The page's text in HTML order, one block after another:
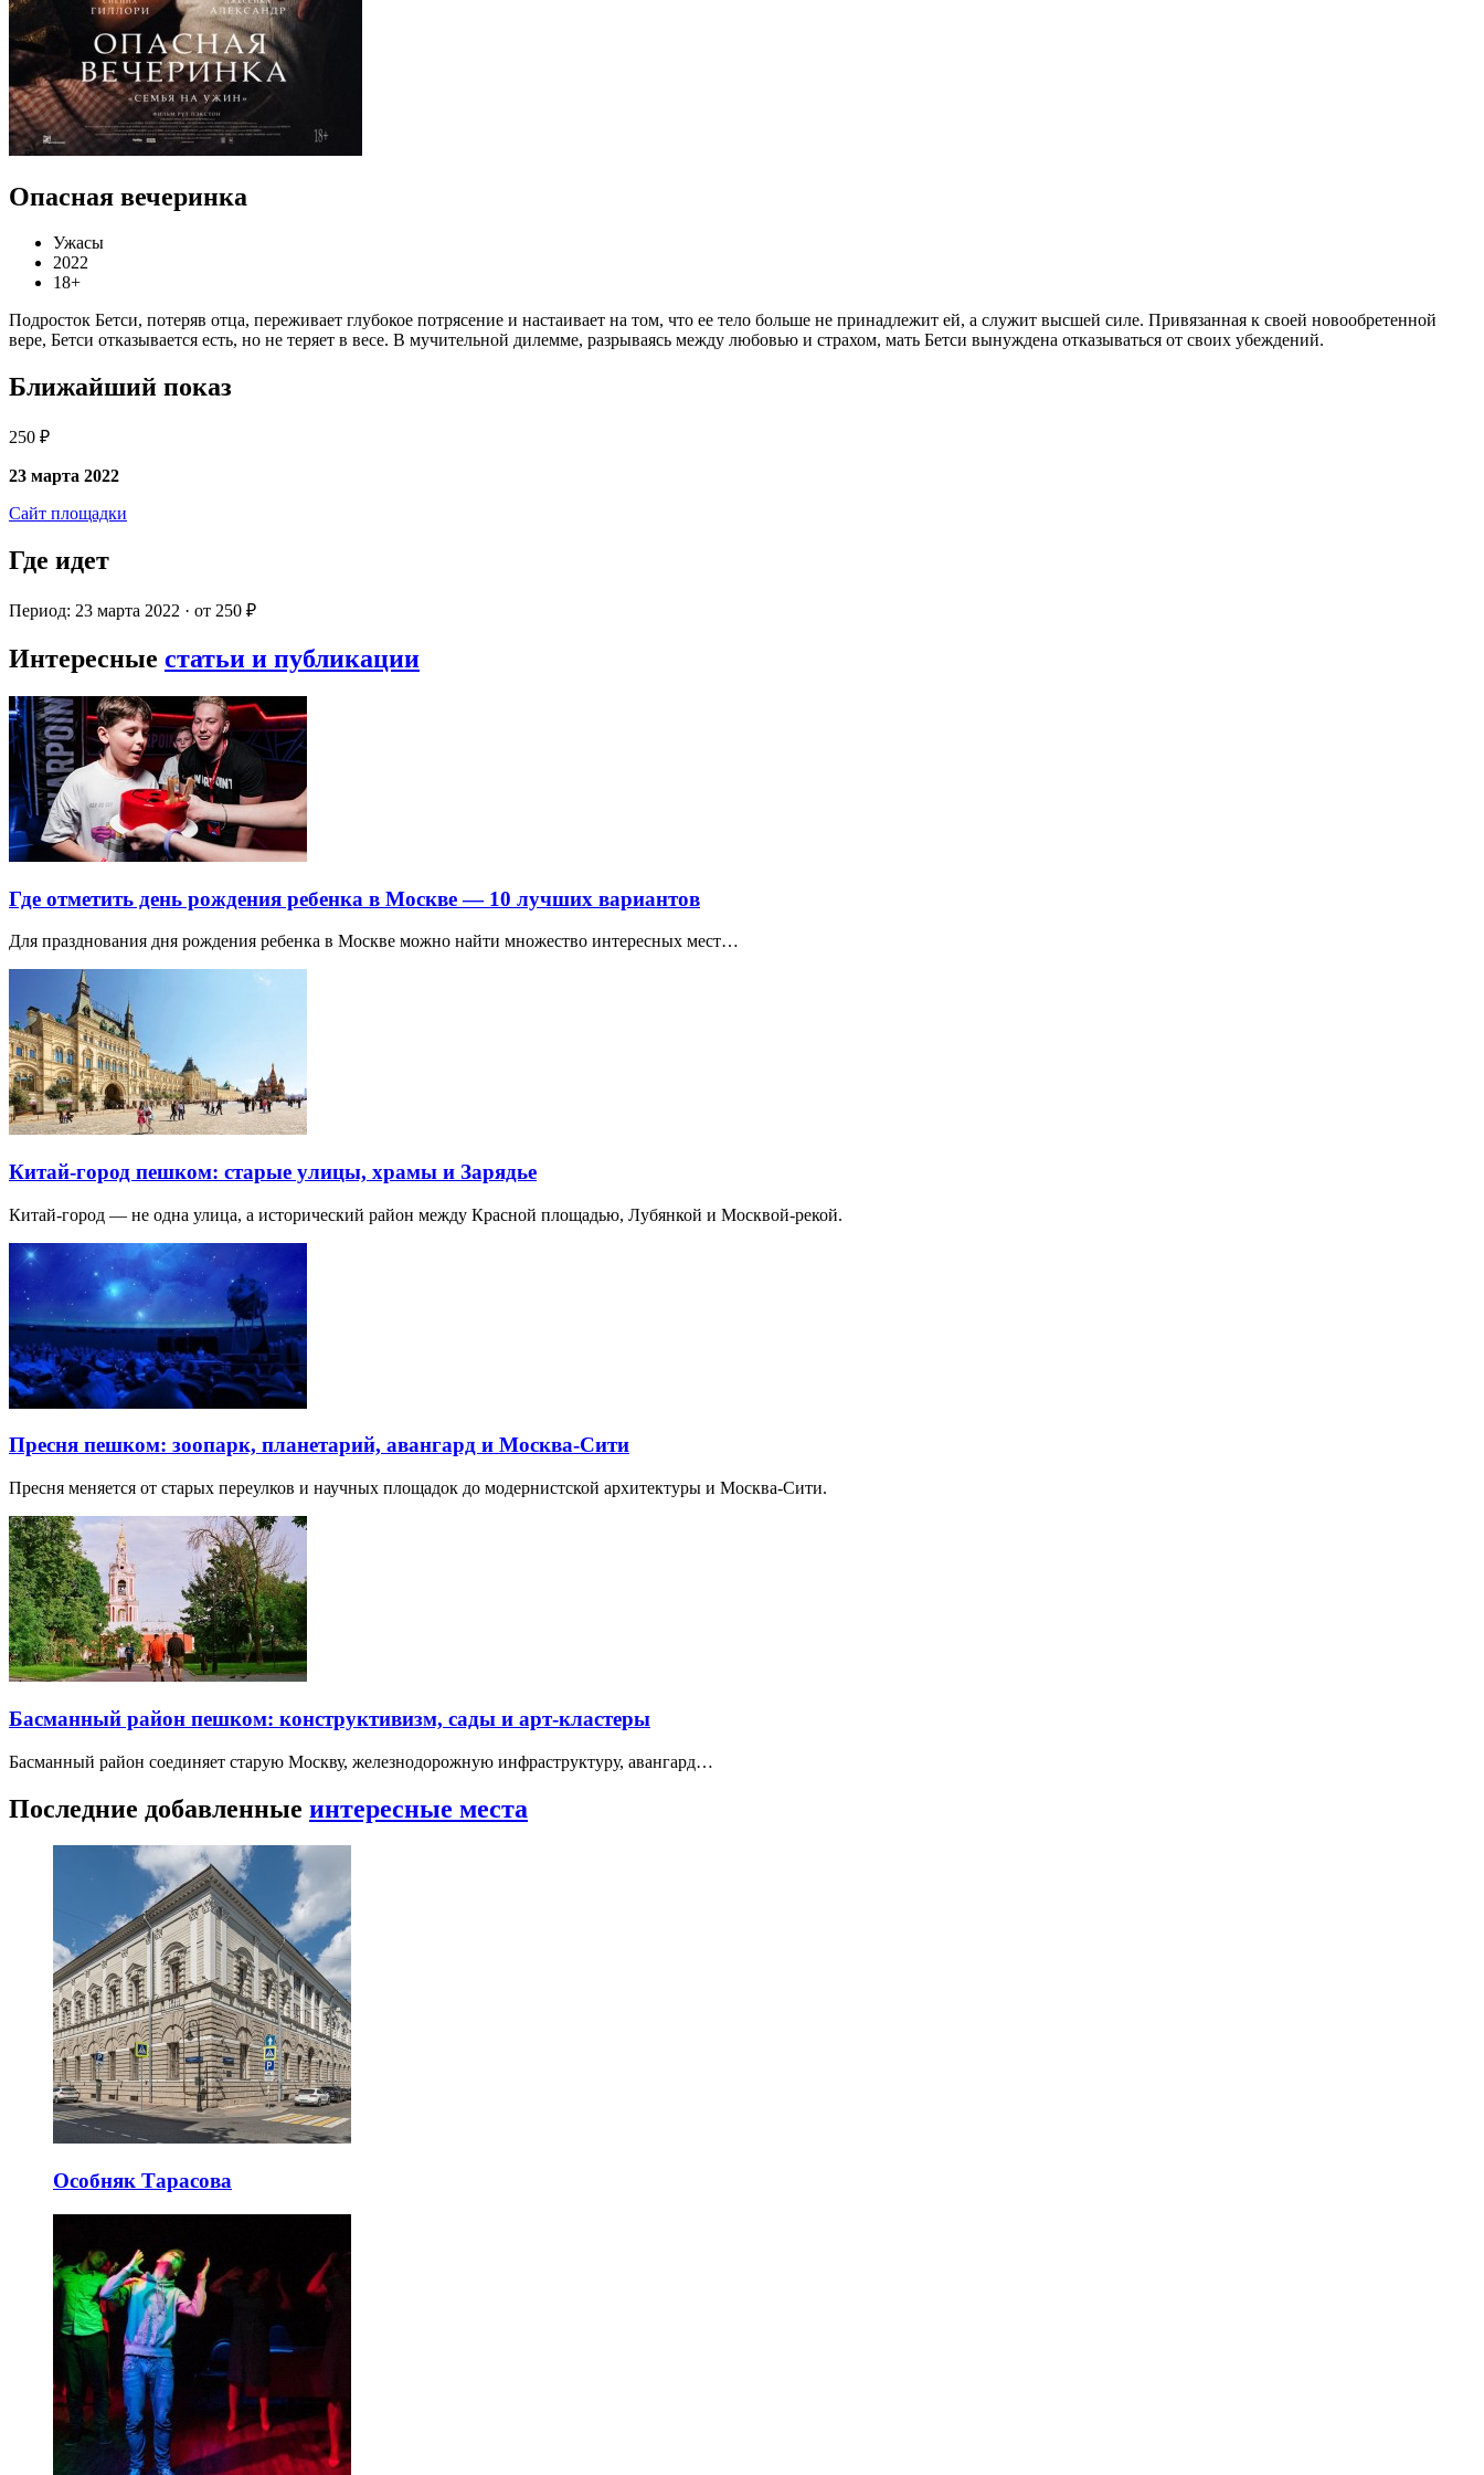
Опасная вечеринка
Ужасы
2022
18+
Подросток Бетси, потеряв отца, переживает глубокое потрясение и настаивает на том, что ее тело больше не принадлежит ей, а служит высшей силе. Привязанная к своей новообретенной
вере, Бетси отказывается есть, но не теряет в весе. В мучительной дилемме, разрываясь между любовью и страхом, мать Бетси вынуждена отказываться от своих убеждений.
Ближайший показ
250 ₽
23 марта 2022
Сайт площадки
Где идет
Период: 23 марта 2022 · от 250 ₽
Интересные статьи и публикации
Где отметить день рождения ребенка в Москве — 10 лучших вариантов
Для празднования дня рождения ребенка в Москве можно найти множество интересных мест…
Китай-город пешком: старые улицы, храмы и Зарядье
Китай-город — не одна улица, а исторический район между Красной площадью, Лубянкой и Москвой-рекой.
Пресня пешком: зоопарк, планетарий, авангард и Москва-Сити
Пресня меняется от старых переулков и научных площадок до модернистской архитектуры и Москва-Сити.
Басманный район пешком: конструктивизм, сады и арт-кластеры
Басманный район соединяет старую Москву, железнодорожную инфраструктуру, авангард…
Последние добавленные интересные места
Особняк Тарасова